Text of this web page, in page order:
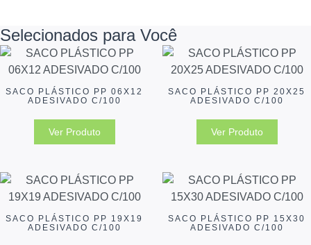
Selecionados para Você
SACO PLÁSTICO PP 06X12
ADESIVADO C/100
Ver Produto
SACO PLÁSTICO PP 20X25
ADESIVADO C/100
Ver Produto
SACO PLÁSTICO PP 19X19
ADESIVADO C/100
SACO PLÁSTICO PP 15X30
ADESIVADO C/100